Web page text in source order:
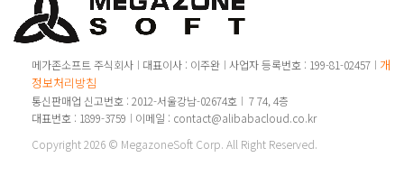
메가존소프트 주식회사 대표이사 : 이주완 사업자 등록번호 : 199-81-02457
개인
정보처리방침
통신판매업 신고번호 : 2012-서울강남-02674호
7 74, 4층
대표번호 : 1899-3759
이메일 : contact@alibabacloud.co.kr
Copyright 2026 © MegazoneSoft Corp. All Right Reserved.